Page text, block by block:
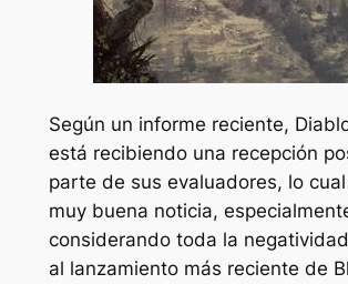
Según un informe reciente,
está recibiendo una recepción
parte de sus evaluadores, lo
muy buena noticia,
considerando toda la
al lanzamiento más reciente de